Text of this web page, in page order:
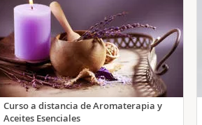
Curso a distancia de Aromaterapia y
Aceites Esenciales